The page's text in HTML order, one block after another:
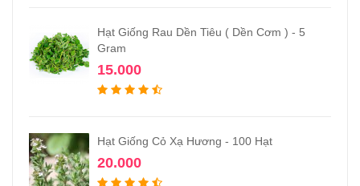
Hạt Giống Rau Dền Tiêu ( Dền Cơm ) - 5
Gram
15.000
Hạt Giống Cỏ Xạ Hương - 100 Hạt
20.000